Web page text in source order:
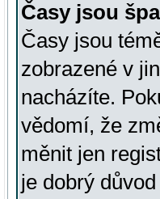
Časy jsou
Časy jsou
zobrazené v
nacházíte.
vědomí, že
měnit jen
je dobrý